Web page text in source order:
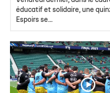
éducatif et solidaire, une
Espoirs se...